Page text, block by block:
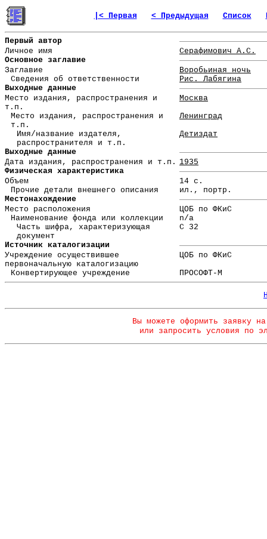
|< Первая < Предыдущая Список
Первый автор
Личное имя
Серафимович А.С.
Основное заглавие
Заглавие
Воробьиная ночь
Сведения об ответственности
Рис. Лабягина
Выходные данные
Место издания, распространения и
т.п.
Москва
Место издания, распространения и
т.п.
Ленинград
Имя/название издателя,
распространителя и т.п.
Детиздат
Выходные данные
Дата издания, распространения и т.п. 1935
Физическая характеристика
Объем
14 с.
Прочие детали внешнего описания
ил., портр.
Местонахождение
Место расположения
ЦОБ по ФКиС
Наименование фонда или коллекции
n/a
Часть шифра, характеризующая
документ
С 32
Источник каталогизации
Учреждение осуществившее
первоначальную каталогизацию
ЦОБ по ФКиС
Конвертирующее учреждение
ПРОСОФТ-М
Вы можете оформить заявку
или запросить условия по